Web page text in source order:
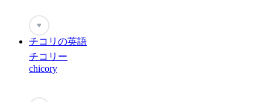
♥
チコリの英語
チコリー
chicory